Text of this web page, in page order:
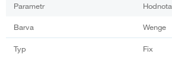
Parametr Hodnota
Barva Wenge
Typ Fix